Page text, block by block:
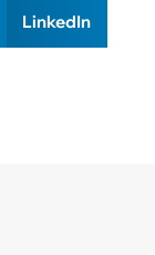
LinkedIn